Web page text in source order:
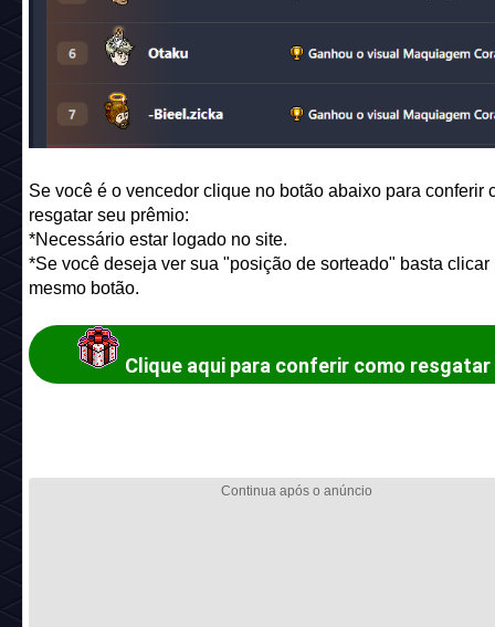
Se você é o vencedor clique no botão abaixo para conferir
resgatar seu prêmio:
*Necessário estar logado no site.
*Se você deseja ver sua "posição de sorteado" basta clicar
mesmo botão.
Clique aqui para conferir como resgatar